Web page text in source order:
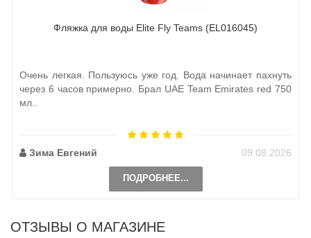
Фляжка для воды Elite Fly Teams (EL016045)
Очень легкая. Пользуюсь уже год. Вода начинает пахнуть
через 6 часов примерно. Брал UAE Team Emirates red 750
мл..
Зима Евгений 09.08.2026
ПОДРОБНЕЕ...
ОТЗЫВЫ О МАГАЗИНЕ